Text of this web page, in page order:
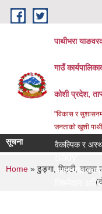
Skip to main content
पाथीभरा
गाउँ
कोशी प्रदेश,
"विकास र
जनताको खुशी
सूचना वैकल्पिक र अस्थायी
आवश्यक
जिम्मेवार
You are
Home » ढुङ्गा, गिट्टी,